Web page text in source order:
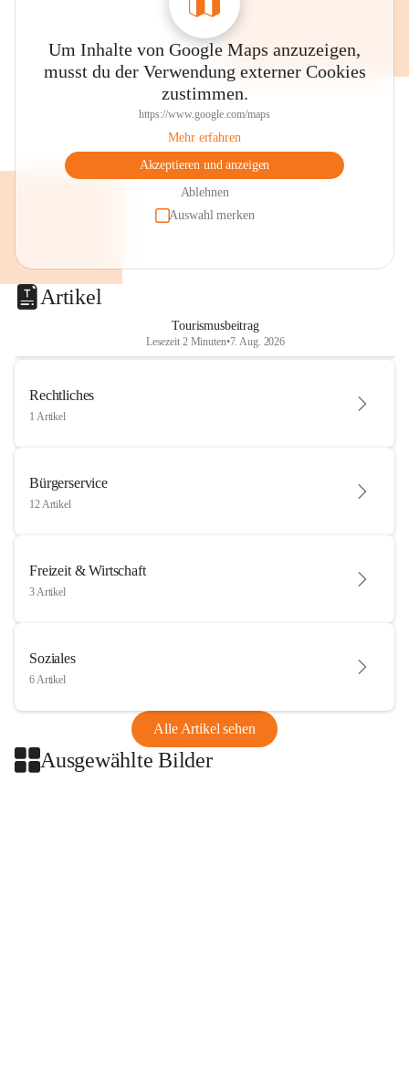
Um Inhalte von Google Maps anzuzeigen,
musst du der Verwendung externer Cookies
zustimmen.
https://www.google.com/maps
Mehr erfahren
Akzeptieren und anzeigen
Ablehnen
Auswahl merken
Artikel
Tourismusbeitrag
Lesezeit 2 Minuten•7. Aug. 2026
Rechtliches
1 Artikel
Bürgerservice
12 Artikel
Freizeit & Wirtschaft
3 Artikel
Soziales
6 Artikel
Alle Artikel sehen
Ausgewählte Bilder